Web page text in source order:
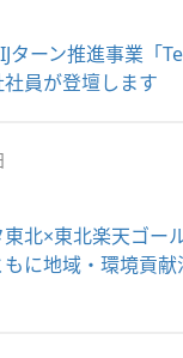
ターン推進事業「
員が登壇します
東北×東北楽天ゴ
に地域・環境貢